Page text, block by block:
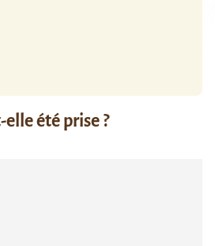
été prise ?